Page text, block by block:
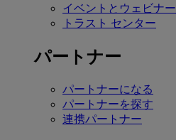
イベントとウェビナー
トラスト センター
パートナー
パートナーになる
パートナーを探す
連携パートナー